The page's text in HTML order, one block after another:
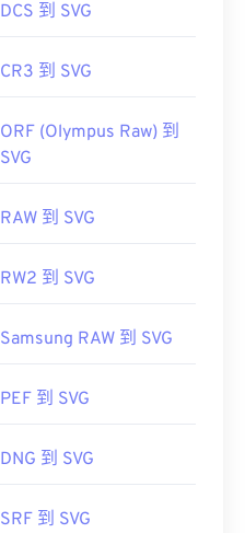
DCS 到 SVG
CR3 到 SVG
ORF (Olympus Raw) 到
SVG
RAW 到 SVG
RW2 到 SVG
Samsung RAW 到 SVG
PEF 到 SVG
DNG 到 SVG
SRF 到 SVG